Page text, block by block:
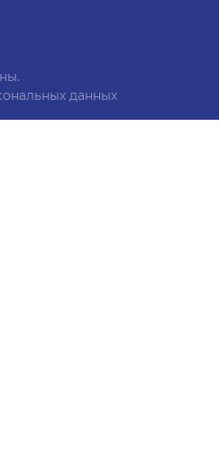
данных